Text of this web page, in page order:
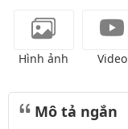
Hình ảnh Video
Mô tả ngắn